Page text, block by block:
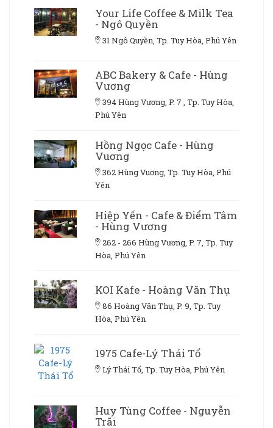
Your Life Coffee & Milk Tea
- Ngô Quyền
31 Ngô Quyền, Tp. Tuy Hòa, Phú Yên
ABC Bakery & Cafe - Hùng
Vương
394 Hùng Vương, P. 7 , Tp. Tuy Hòa,
Phú Yên
Hồng Ngọc Cafe - Hùng
Vuơng
362 Hùng Vuơng, Tp. Tuy Hòa, Phú
Yên
Hiệp Yến - Cafe & Điểm Tâm
- Hùng Vương
262 - 266 Hùng Vương, P. 7, Tp. Tuy
Hòa, Phú Yên
KOI Kafe - Hoàng Văn Thụ
86 Hoàng Văn Thụ, P. 9, Tp. Tuy
Hòa, Phú Yên
1975 Cafe-Lý Thái Tổ
Lý Thái Tổ, Tp. Tuy Hòa, Phú Yên
Huy Tùng Coffee - Nguyễn
Trãi